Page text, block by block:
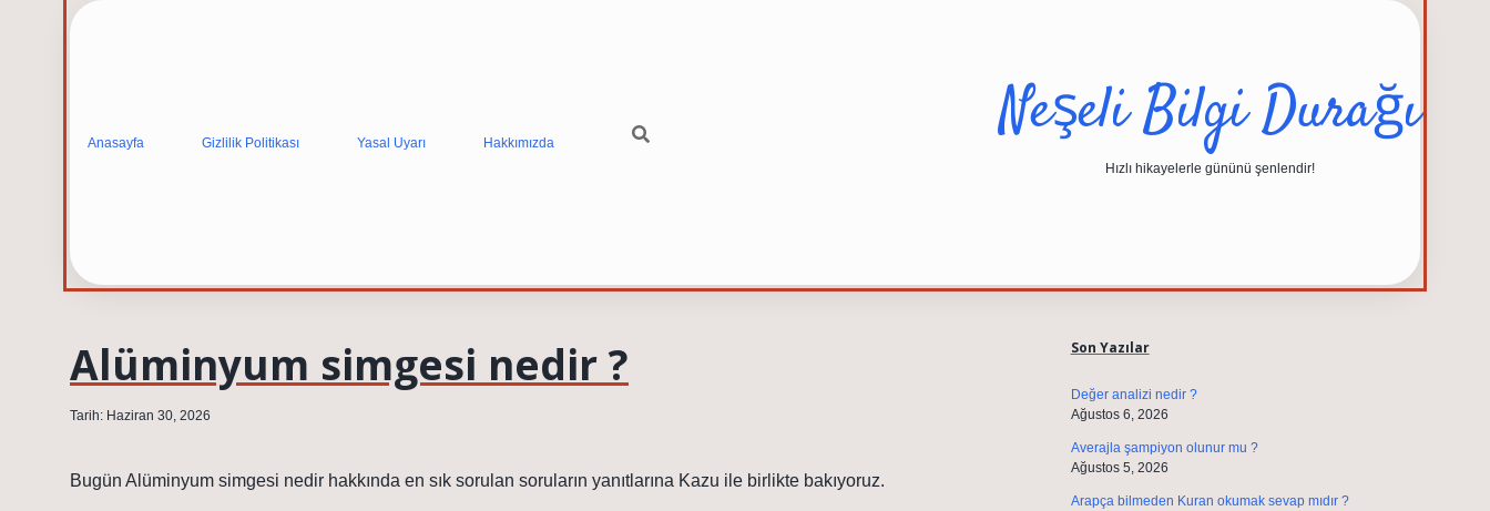
Anasayfa Gizlilik Politikası Yasal Uyarı Hakkımızda Neşeli Bilgi Durağı
Hızlı hikayelerle gününü şenlendir!
Alüminyum simgesi nedir ?
Tarih: Haziran 30, 2026
Bugün Alüminyum simgesi nedir hakkında en sık sorulan soruların yanıtlarına Kazu ile birlikte bakıyoruz.
Son Yazılar
Değer analizi nedir ?
Ağustos 6, 2026
Averajla şampiyon olunur mu ?
Ağustos 5, 2026
Arapça bilmeden Kuran okumak sevap mıdır ?